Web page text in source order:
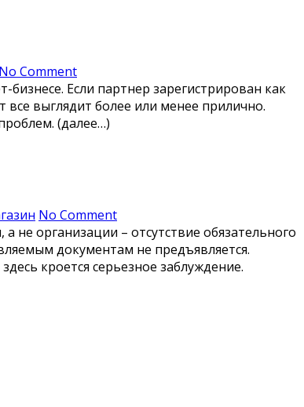
No Comment
Если партнер зарегистрирован как
все выглядит более или менее прилично.
(далее…)
No Comment
не организации – отсутствие обязательного
документам не предъявляется.
кроется серьезное заблуждение.